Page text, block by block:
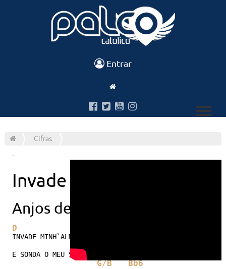
Entrar
Cifras
-
Invade minha alma
Anjos de resgate
D
INVADE MINH`ALMA, ME AMA E ME ACALMA!
E SONDA O MEU SER,    ME CURA E ME SALVA.
G/B Bb6